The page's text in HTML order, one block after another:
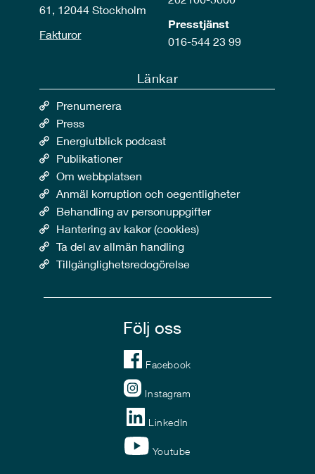
61, 12044 Stockholm
Fakturor
Presstjänst
016-544 23 99
Länkar
Prenumerera
Press
Energiutblick podcast
Publikationer
Om webbplatsen
Anmäl korruption och oegentligheter
Behandling av personuppgifter
Hantering av kakor (cookies)
Ta del av allmän handling
Tillgänglighetsredogörelse
Följ oss
Facebook
Instagram
LinkedIn
Youtube